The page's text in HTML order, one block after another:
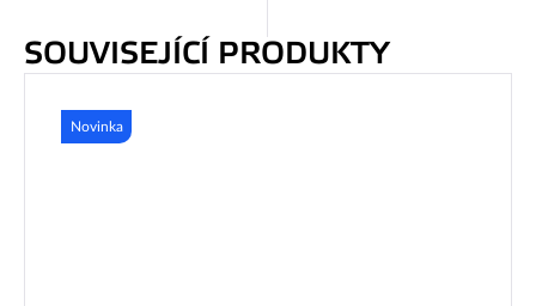
SOUVISEJÍCÍ PRODUKTY
Novinka